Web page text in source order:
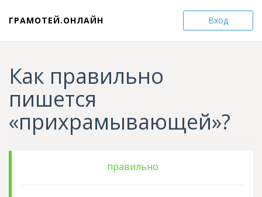
Вход
ГРАМОТЕЙ.ОНЛАЙН
Как правильно
пишется
«прихрамывающей»?
правильно